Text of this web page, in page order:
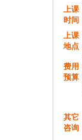
上课
时间
上课
地点
费用
预算
其它
咨询